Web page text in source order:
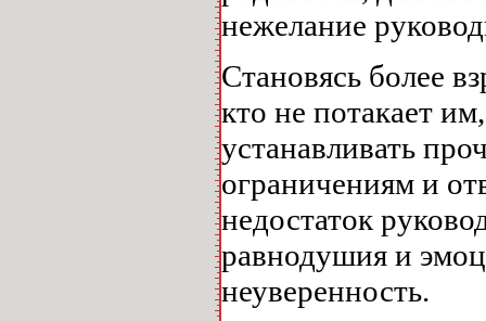
нежелание
Становясь более
кто не потакает
устанавливать
ограничениям и
недостаток
равнодушия и
неуверенность.